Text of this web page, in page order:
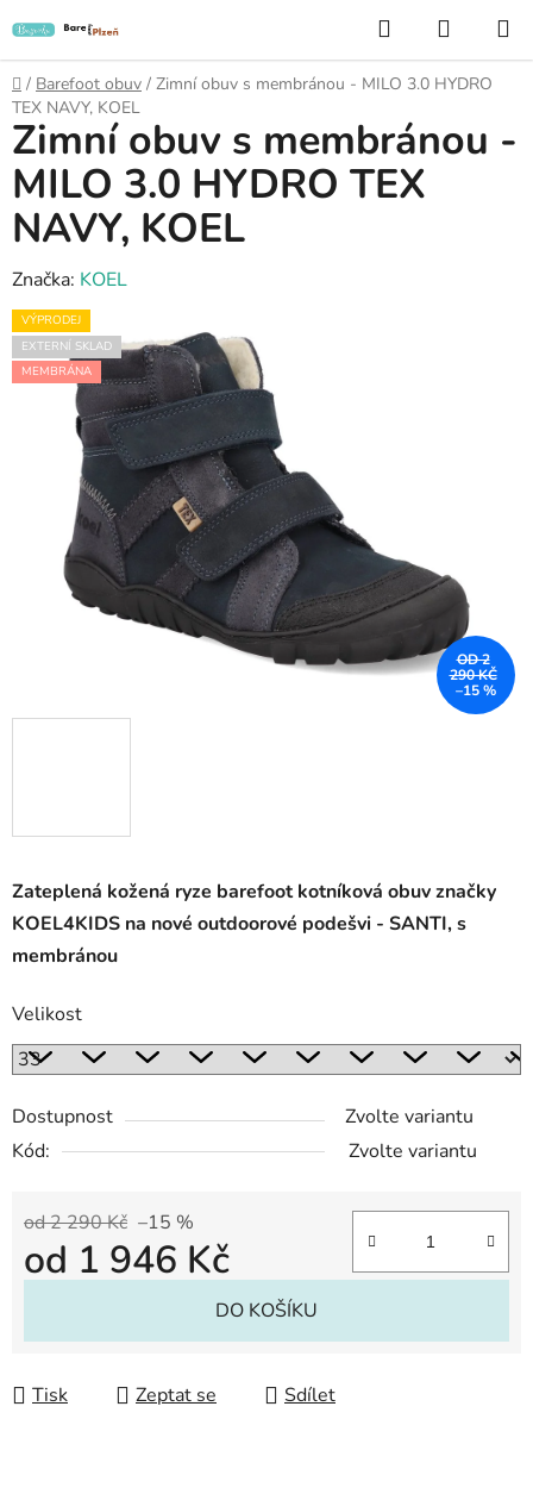
na
obsah
Hledat
KOŠÍK
Domů
/ Barefoot obuv / Zimní obuv s membránou - MILO 3.0 HYDRO
TEX NAVY, KOEL
Zateplená kožená ryze barefoot kotníková obuv značky
KOEL4KIDS na nové outdoorové podešvi - SANTI, s
membránou
Velikost
Dostupnost
Zvolte variantu
Kód:
Zvolte variantu
od 2 290 Kč –15 %
od 1 946 Kč
DO KOŠÍKU
Tisk Zeptat se Sdílet
Zimní obuv s membránou -
MILO 3.0 HYDRO TEX
NAVY, KOEL
Značka: KOEL
VÝPRODEJ
EXTERNÍ SKLAD
MEMBRÁNA
OD 2
290 KČ
–15 %